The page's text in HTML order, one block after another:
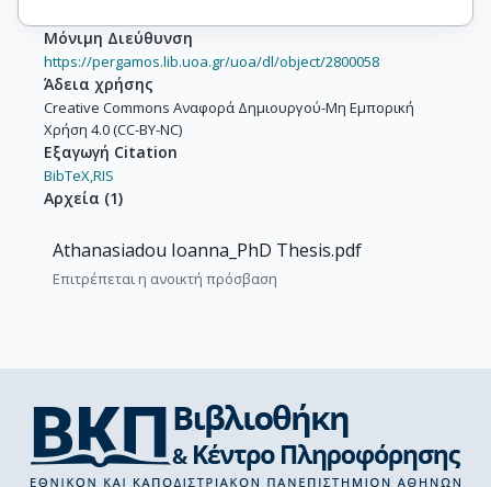
Μόνιμη Διεύθυνση
https://pergamos.lib.uoa.gr/uoa/dl/object/2800058
Άδεια χρήσης
Creative Commons Αναφορά Δημιουργού-Μη Εμπορική
Χρήση 4.0 (CC-BY-NC)
Εξαγωγή Citation
BibTeX,RIS
Αρχεία (1)
Athanasiadou Ioanna_PhD Thesis.pdf
Επιτρέπεται η ανοικτή πρόσβαση